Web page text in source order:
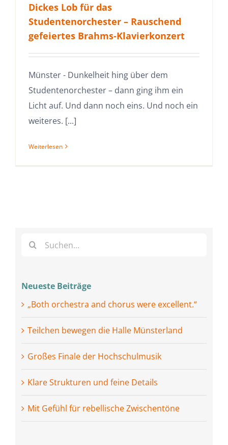
Dickes Lob für das
Studentenorchester – Rauschend
gefeiertes Brahms-Klavierkonzert
Münster - Dunkelheit hing über dem
Studentenorchester – dann ging ihm ein
Licht auf. Und dann noch eins. Und noch ein
weiteres. [...]
Weiterlesen
Suche
Neueste Beiträge
„Both orchestra and chorus were excellent.“
Teilchen bewegen die Halle Münsterland
Großes Finale der Hochschulmusik
Klare Strukturen und feine Details
Mit Gefühl für rebellische Zwischentöne